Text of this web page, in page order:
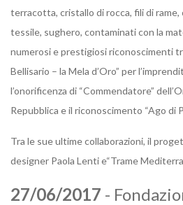
terracotta, cristallo di rocca, fili di rame,
tessile, sughero, contaminati con la
numerosi e prestigiosi riconoscimenti
Bellisario – la Mela d’Oro” per
l’onorificenza di “Commendatore”
Repubblica e il riconoscimento “Ago di
Tra le sue ultime collaborazioni, il
designer Paola Lenti e“Trame
27/06/2017 -